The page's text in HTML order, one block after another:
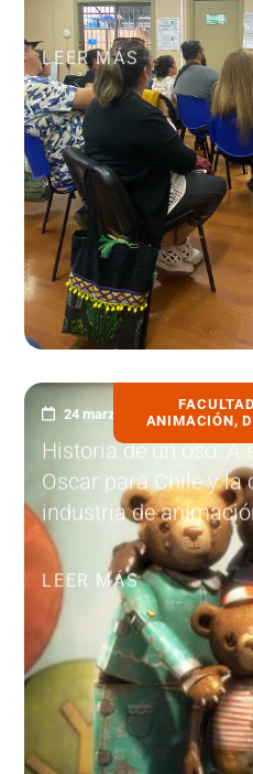
LEER MÁS
ANIMACIÓN,
24 marzo, 2022
Historia de un oso: A
Oscar para Chile y la
industria de
LEER MÁS